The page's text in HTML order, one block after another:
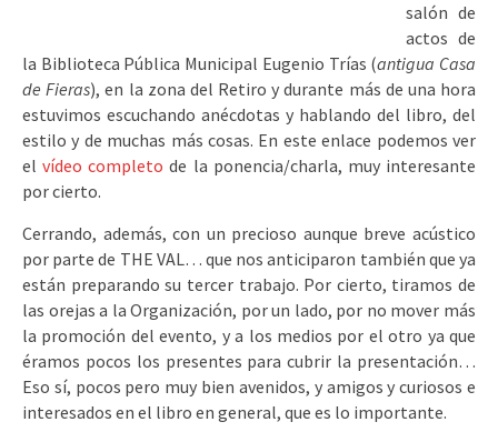
salón de
actos de
la Biblioteca Pública Municipal Eugenio Trías (antigua Casa
de Fieras), en la zona del Retiro y durante más de una hora
estuvimos escuchando anécdotas y hablando del libro, del
estilo y de muchas más cosas. En este enlace podemos ver
elvídeo completo de la ponencia/charla, muy interesante
por cierto.
Cerrando, además, con un precioso aunque breve acústico
por parte de THE VAL… que nos anticiparon también que ya
están preparando su tercer trabajo. Por cierto, tiramos de
las orejas a la Organización, por un lado, por no mover más
la promoción del evento, y a los medios por el otro ya que
éramos pocos los presentes para cubrir la presentación…
Eso sí, pocos pero muy bien avenidos, y amigos y curiosos e
interesados en el libro en general, que es lo importante.